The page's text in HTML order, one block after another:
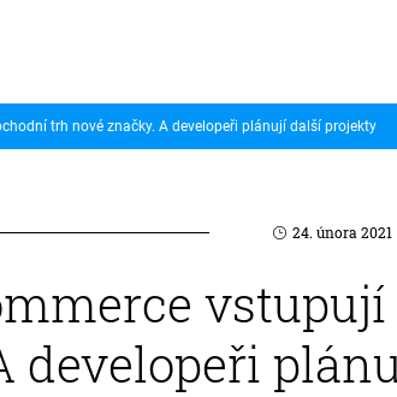
trh nové značky. A developeři plánují další projekty
24. února 2021
developeři